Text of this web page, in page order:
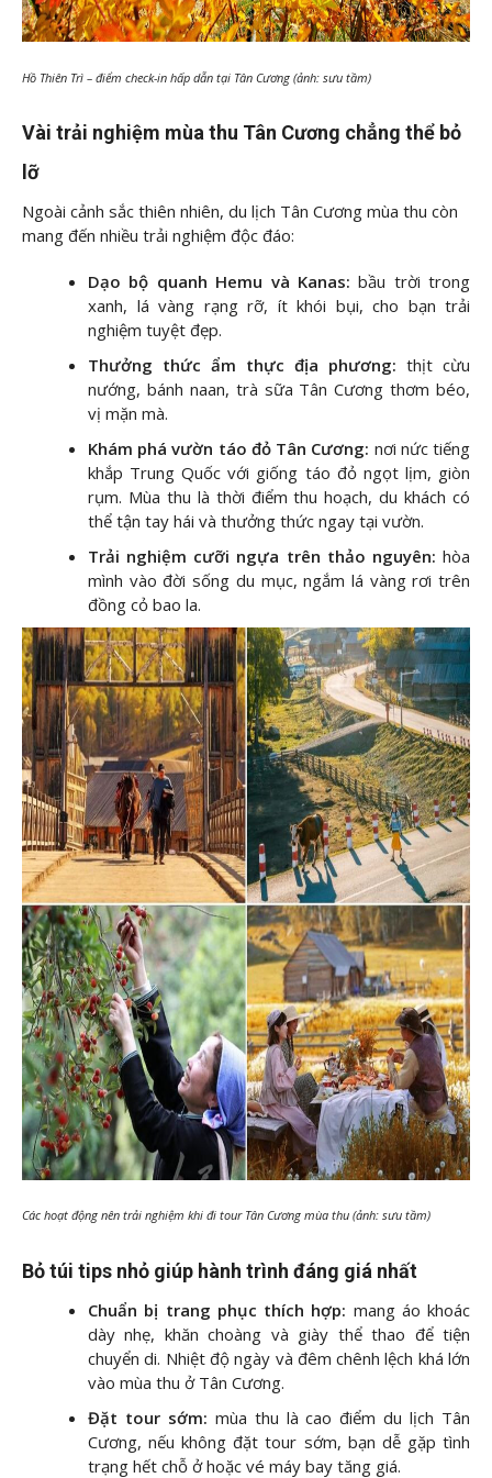
Hồ Thiên Trì – điểm check-in hấp dẫn tại Tân Cương (ảnh: sưu tầm)
Vài trải nghiệm mùa thu Tân Cương chẳng thể bỏ
lỡ
Ngoài cảnh sắc thiên nhiên, du lịch Tân Cương mùa thu còn
mang đến nhiều trải nghiệm độc đáo:
Dạo bộ quanh Hemu và Kanas: bầu trời trong
xanh, lá vàng rạng rỡ, ít khói bụi, cho bạn trải
nghiệm tuyệt đẹp.
Thưởng thức ẩm thực địa phương: thịt cừu
nướng, bánh naan, trà sữa Tân Cương thơm béo,
vị mặn mà.
Khám phá vườn táo đỏ Tân Cương: nơi nức tiếng
khắp Trung Quốc với giống táo đỏ ngọt lịm, giòn
rụm. Mùa thu là thời điểm thu hoạch, du khách có
thể tận tay hái và thưởng thức ngay tại vườn.
Trải nghiệm cưỡi ngựa trên thảo nguyên: hòa
mình vào đời sống du mục, ngắm lá vàng rơi trên
đồng cỏ bao la.
Các hoạt động nên trải nghiệm khi đi tour Tân Cương mùa thu (ảnh: sưu tầm)
Bỏ túi tips nhỏ giúp hành trình đáng giá nhất
Chuẩn bị trang phục thích hợp: mang áo khoác
dày nhẹ, khăn choàng và giày thể thao để tiện
chuyển di. Nhiệt độ ngày và đêm chênh lệch khá lớn
vào mùa thu ở Tân Cương.
Đặt tour sớm: mùa thu là cao điểm du lịch Tân
Cương, nếu không đặt tour sớm, bạn dễ gặp tình
trạng hết chỗ ở hoặc vé máy bay tăng giá.